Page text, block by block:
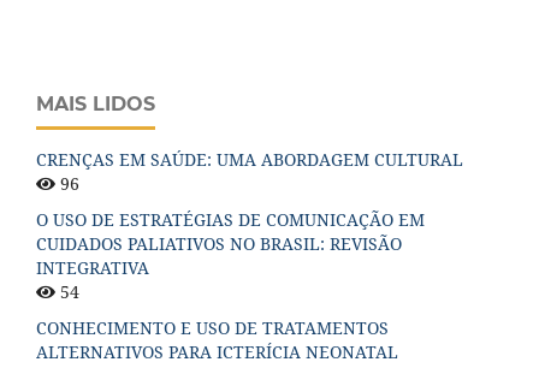
MAIS LIDOS
CRENÇAS EM SAÚDE: UMA ABORDAGEM CULTURAL
96
O USO DE ESTRATÉGIAS DE COMUNICAÇÃO EM
CUIDADOS PALIATIVOS NO BRASIL: REVISÃO
INTEGRATIVA
54
CONHECIMENTO E USO DE TRATAMENTOS
ALTERNATIVOS PARA ICTERÍCIA NEONATAL